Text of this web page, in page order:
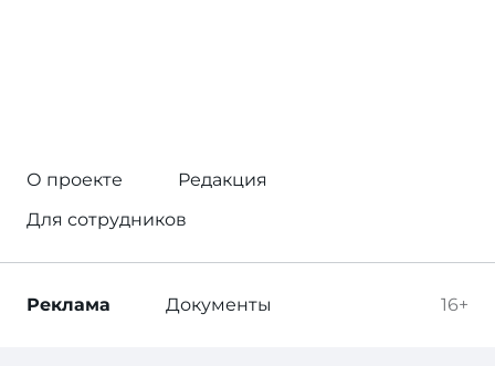
О проекте
Редакция
Для сотрудников
16+
Реклама Документы